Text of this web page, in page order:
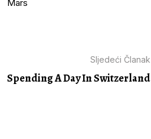
Sljedeći Članak
Spending A Day In Switzerland